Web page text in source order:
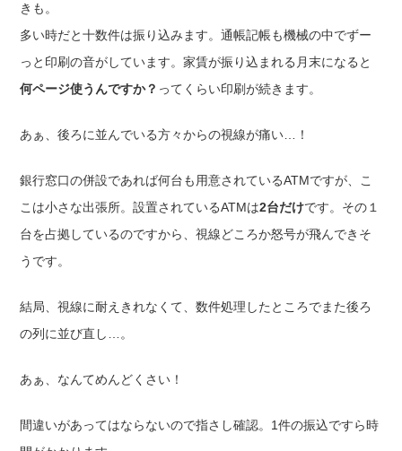
きも。
多い時だと十数件は振り込みます。通帳記帳も機械の中でずー
っと印刷の音がしています。家賃が振り込まれる月末になると
何ページ使うんですか？ ってくらい印刷が続きます。
あぁ、後ろに並んでいる方々からの視線が痛い…！
銀行窓口の併設であれば何台も用意されているATMですが、こ
こは小さな出張所。設置されているATMは2台だけです。その１
台を占拠しているのですから、視線どころか怒号が飛んできそ
うです。
結局、視線に耐えきれなくて、数件処理したところでまた後ろ
の列に並び直し…。
あぁ、なんてめんどくさい！
間違いがあってはならないので指さし確認。1件の振込ですら時